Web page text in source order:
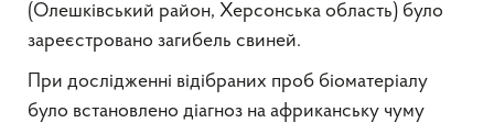
(Олешківський район, Херсонська область) було
зареєстровано загибель свиней.
При дослідженні відібраних проб біоматеріалу
було встановлено діагноз на африканську чуму